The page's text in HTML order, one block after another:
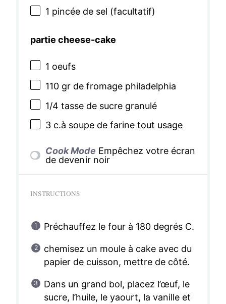
1 pincée de sel (facultatif)
partie cheese-cake
1 oeufs
110gr de fromage philadelphia
1/4 tasse de sucre granulé
3c.à soupe de farine tout usage
Cook Mode Empêchez votre écran
de devenir noir
INSTRUCTIONS
Préchauffez le four à 180 degrés C.
chemisez un moule à cake avec du
papier de cuisson, mettre de côté.
Dans un grand bol, placez l’œuf, le
sucre, l’huile, le yaourt, la vanille et